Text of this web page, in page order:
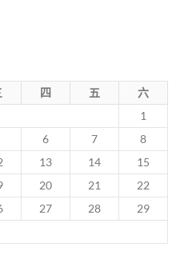
四 五
六
1
6 7
8
13 14
15
20 21
22
27 28
29